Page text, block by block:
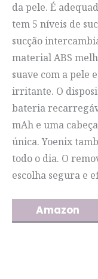
da pele. É
tem 5 níveis de
sucção
material ABS
suave com a pele
irritante. O
bateria
mAh e uma
única. Yoenix
todo o dia. O
escolha segura e
Amazon